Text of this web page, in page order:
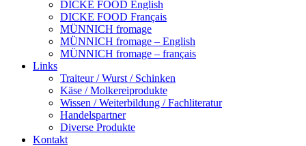
DICKE FOOD English
DICKE FOOD Français
MÜNNICH fromage
MÜNNICH fromage – English
MÜNNICH fromage – français
Links
Traiteur / Wurst / Schinken
Käse / Molkereiprodukte
Wissen / Weiterbildung / Fachliteratur
Handelspartner
Diverse Produkte
Kontakt